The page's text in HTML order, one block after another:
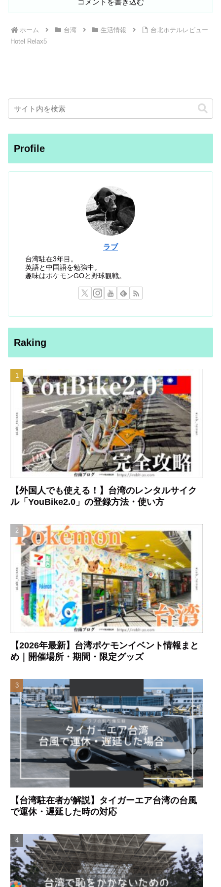
コメントを書き込む
ホーム 台湾 生活情報
台北ホテルレビュー
Hotel Relax5
Profile
ラブ
台湾駐在3年目。
英語と中国語を勉強中。
趣味はポケモンGOと野球観戦。
Raking
【外国人でも使える！】台湾のレンタルサイク
ル「YouBike2.0」の登録方法・使い方
【2026年最新】台湾ポケモンイベント情報まと
め｜開催場所・期間・限定グッズ
【台湾駐在者が解説】タイガーエア台湾の台風
で運休・遅延した時の対応